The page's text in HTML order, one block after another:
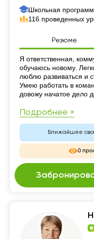
Школьная
116 проведенных
Резюме
Резюме
Я ответственная,
обучаюсь новому.
люблю развиваться и
Умею работать в
довожу начатое дело
Подробнее »
Ближайшее
0